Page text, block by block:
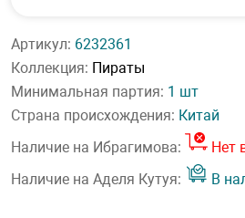
Артикул: 6232361
Коллекция: Пираты
Минимальная партия: 1 шт
Страна происхождения: Китай
Наличие на Ибрагимова:
Нет
Наличие на Аделя Кутуя:
В